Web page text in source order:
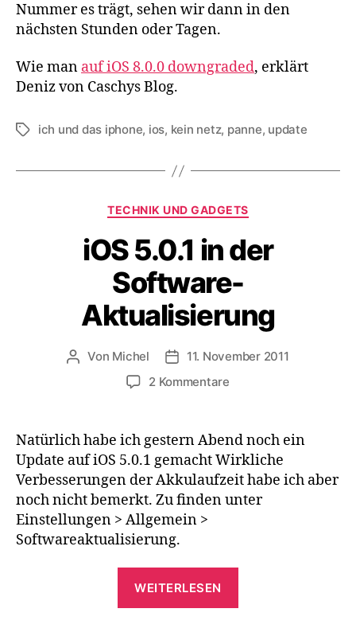
Nummer es trägt, sehen wir dann in den
nächsten Stunden oder Tagen.
Wie man auf iOS 8.0.0 downgraded, erklärt
Deniz von Caschys Blog.
Schlagwörter
ich und das iphone, ios, kein netz, panne, update
Kategorien
TECHNIK UND GADGETS
iOS 5.0.1 in der
Software-
Aktualisierung
Beitragsautor
Von Michel Veröffentlichungsdatum
11. November 2011
2 Kommentarezu
in
der
Software-
Aktualisierung
Natürlich habe ich gestern Abend noch ein
Update auf iOS 5.0.1 gemacht Wirkliche
Verbesserungen der Akkulaufzeit habe ich aber
noch nicht bemerkt. Zu finden unter
Einstellungen > Allgemein >
Softwareaktualisierung.
WEITERLESEN